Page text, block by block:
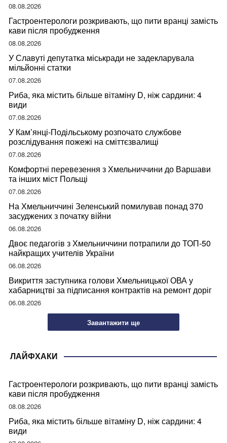
08.08.2026
Гастроентерологи розкривають, що пити вранці замість
кави після пробудження
08.08.2026
У Славуті депутатка міськради не задекларувала
мільйонні статки
07.08.2026
Риба, яка містить більше вітаміну D, ніж сардини: 4
види
07.08.2026
У Кам’янці-Подільському розпочато службове
розслідування пожежі на сміттєзвалищі
07.08.2026
Комфортні перевезення з Хмельниччини до Варшави
та інших міст Польщі
07.08.2026
На Хмельниччині Зеленський помилував понад 370
засуджених з початку війни
06.08.2026
Двоє педагогів з Хмельниччини потрапили до ТОП-50
найкращих учителів України
06.08.2026
Викриття заступника голови Хмельницької ОВА у
хабарництві за підписання контрактів на ремонт доріг
06.08.2026
Завантажити ще
ЛАЙФХАКИ
Гастроентерологи розкривають, що пити вранці замість
кави після пробудження
08.08.2026
Риба, яка містить більше вітаміну D, ніж сардини: 4
види